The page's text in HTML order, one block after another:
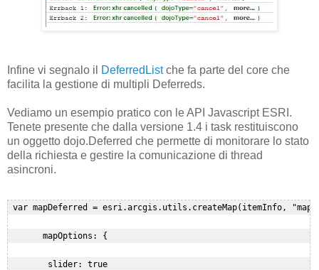
Infine vi segnalo il DeferredListche fa parte del core che
facilita la gestione di multipli Deferreds.
Vediamo un esempio pratico con le API Javascript ESRI.
Tenete presente che dalla versione 1.4 i task restituiscono
un oggetto dojo.Deferred che permette di monitorare lo stato
della richiesta e gestire la comunicazione di thread
asincroni.
var mapDeferred = esri.arcgis.utils.createMap(itemInfo,
       mapOptions: {
        slider: true